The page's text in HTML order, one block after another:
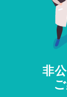
非